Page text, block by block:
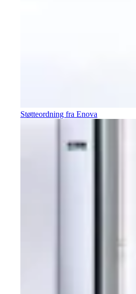
Støtteordning fra Enova